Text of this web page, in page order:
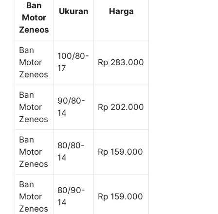
Ban
Motor
Zeneos
Ukuran Harga
Ban
Motor
Zeneos
100/80-
17
Rp 283.000
Ban
Motor
Zeneos
90/80-
14
Rp 202.000
Ban
Motor
Zeneos
80/80-
14
Rp 159.000
Ban
Motor
Zeneos
80/90-
14
Rp 159.000